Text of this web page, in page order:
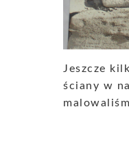
Jeszcze
ściany w